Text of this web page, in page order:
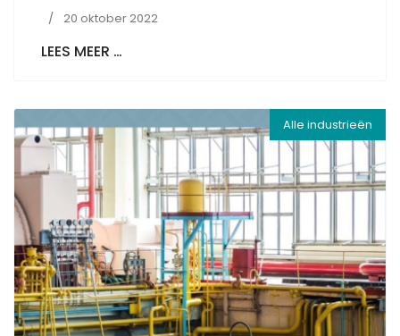
20 oktober 2022
LEES MEER …
Alle industrieën